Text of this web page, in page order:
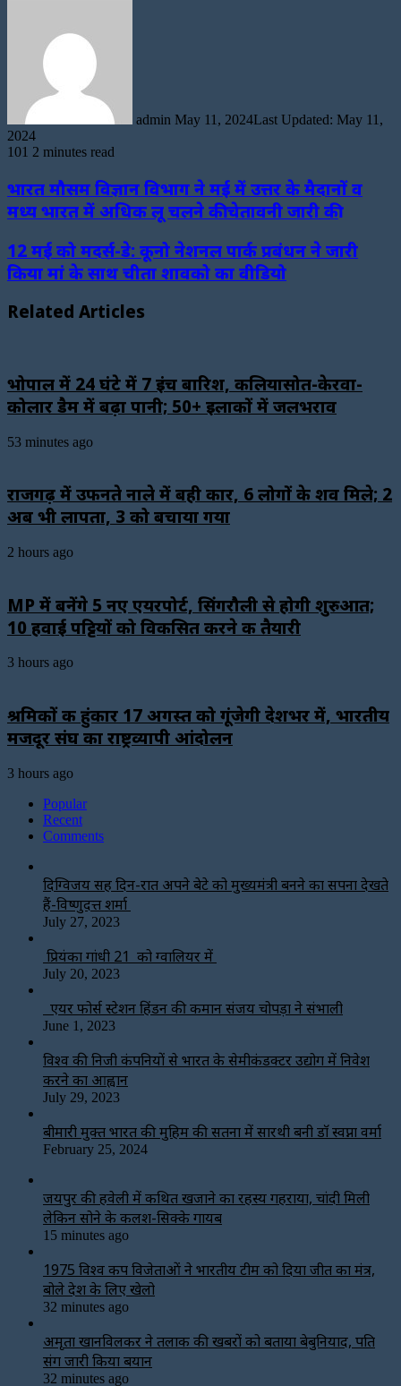
admin May 11, 2024Last Updated: May 11,
2024
101 2 minutes read
भारत मौसम विज्ञान विभाग ने मई में उत्तर के मैदानों व
मध्य भारत में अधिक लू चलने की चेतावनी जारी की
12 मई को मदर्स-डे: कूनो नेशनल पार्क प्रबंधन ने जारी
किया मां के साथ चीता शावको का वीडियो
Related Articles
भोपाल में 24 घंटे में 7 इंच बारिश, कलियासोत-केरवा-
कोलार डैम में बढ़ा पानी; 50+ इलाकों में जलभराव
53 minutes ago
राजगढ़ में उफनते नाले में बही कार, 6 लोगों के शव मिले; 2
अब भी लापता, 3 को बचाया गया
2 hours ago
MP में बनेंगे 5 नए एयरपोर्ट, सिंगरौली से होगी शुरुआत;
10 हवाई पट्टियों को विकसित करने की तैयारी
3 hours ago
श्रमिकों की हुंकार 17 अगस्त को गूंजेगी देशभर में, भारतीय
मजदूर संघ का राष्ट्रव्यापी आंदोलन
3 hours ago
Popular
Recent
Comments
दिग्विजय सिंह दिन-रात अपने बेटे को मुख्यमंत्री बनने का सपना देखते
हैं-विष्णुदत्त शर्मा
July 27, 2023
प्रियंका गांधी 21 को ग्वालियर में
July 20, 2023
एयर फोर्स स्टेशन हिंडन की कमान संजय चोपड़ा ने संभाली
June 1, 2023
विश्‍व की निजी कंपनियों से भारत के सेमीकंडक्टर उद्योग में निवेश
करने का आह्वान
July 29, 2023
बीमारी मुक्त भारत की मुहिम की सतना में सारथी बनी डाॅ स्वप्ना वर्मा
February 25, 2024
जयपुर की हवेली में कथित खजाने का रहस्य गहराया, चांदी मिली
लेकिन सोने के कलश-सिक्के गायब
15 minutes ago
1975 विश्व कप विजेताओं ने भारतीय टीम को दिया जीत का मंत्र,
बोले देश के लिए खेलो
32 minutes ago
अमृता खानविलकर ने तलाक की खबरों को बताया बेबुनियाद, पति
संग जारी किया बयान
32 minutes ago